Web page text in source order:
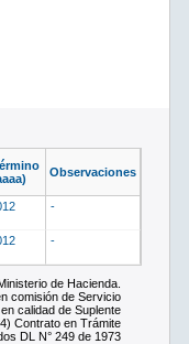
Observaciones
-
-
de Hacienda.
comisión de Servicio
calidad de Suplente
Contrato en Trámite
DL N° 249 de 1973